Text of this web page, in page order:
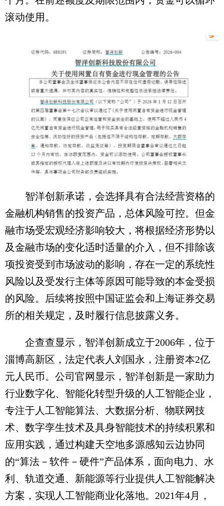
滚动使用。
智洋创新承诺，会选择具有合法经营资格的
金融机构销售的投资产品，总体风险可控。但金
融市场受宏观经济影响较大，将根据经济形势以
及金融市场的变化适时适量的介入，但不排除该
项投资受到市场波动的影响，存在一定的系统性
风险以及受发行主体等原因可能导致的本金受损
的风险。后续将按照中国证监会和上海证券交易
所的相关规定，及时履行信息披露义务。
企查查显示，智洋创新成立于2006年，位于
淄博高新区，法定代表人刘国永，注册资本2亿
元人民币。公司官网显示，智洋创新是一家助力
行业数字化、智能化转型升级的人工智能企业，
专注于人工智能算法、大数据分析、物联网技
术、数字孪生技术及具身智能技术的持续积累和
应用实践，通过构建天空地多源感知云边协同
的“算法－软件－硬件”产品体系，面向电力、水
利、轨道交通、新能源等行业提供人工智能解决
方案，实现人工智能商业化落地。2021年4月，